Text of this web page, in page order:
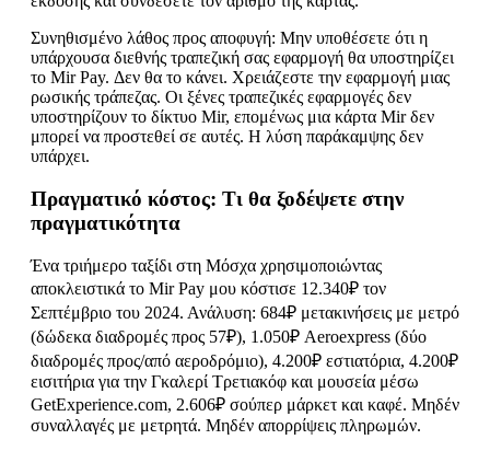
Συνηθισμένο λάθος προς αποφυγή: Μην υποθέσετε ότι η
υπάρχουσα διεθνής τραπεζική σας εφαρμογή θα υποστηρίζει
το Mir Pay. Δεν θα το κάνει. Χρειάζεστε την εφαρμογή μιας
ρωσικής τράπεζας. Οι ξένες τραπεζικές εφαρμογές δεν
υποστηρίζουν το δίκτυο Mir, επομένως μια κάρτα Mir δεν
μπορεί να προστεθεί σε αυτές. Η λύση παράκαμψης δεν
υπάρχει.
Πραγματικό κόστος: Τι θα ξοδέψετε στην
πραγματικότητα
Ένα τριήμερο ταξίδι στη Μόσχα χρησιμοποιώντας
αποκλειστικά το Mir Pay μου κόστισε 12.340₽ τον
Σεπτέμβριο του 2024. Ανάλυση: 684₽ μετακινήσεις με μετρό
(δώδεκα διαδρομές προς 57₽), 1.050₽ Aeroexpress (δύο
διαδρομές προς/από αεροδρόμιο), 4.200₽ εστιατόρια, 4.200₽
εισιτήρια για την Γκαλερί Τρετιακόφ και μουσεία μέσω
GetExperience.com, 2.606₽ σούπερ μάρκετ και καφέ. Μηδέν
συναλλαγές με μετρητά. Μηδέν απορρίψεις πληρωμών.